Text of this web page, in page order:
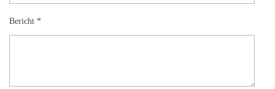
Bericht *